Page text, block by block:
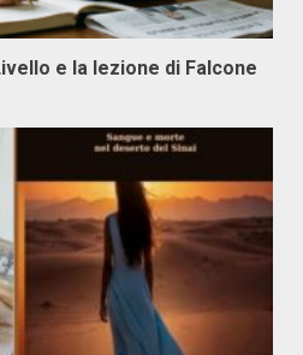
e la lezione di Falcone